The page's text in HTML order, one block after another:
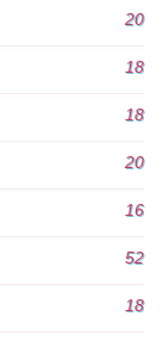
20
18
18
20
16
52
18